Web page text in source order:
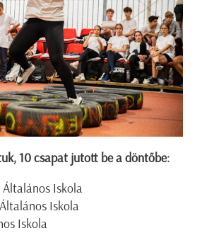
10 csapat jutott be a döntőbe:
Iskola
Iskola
Iskola